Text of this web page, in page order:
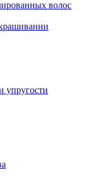
волос
упругости